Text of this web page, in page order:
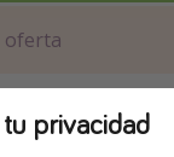
oferta
a
privacidad